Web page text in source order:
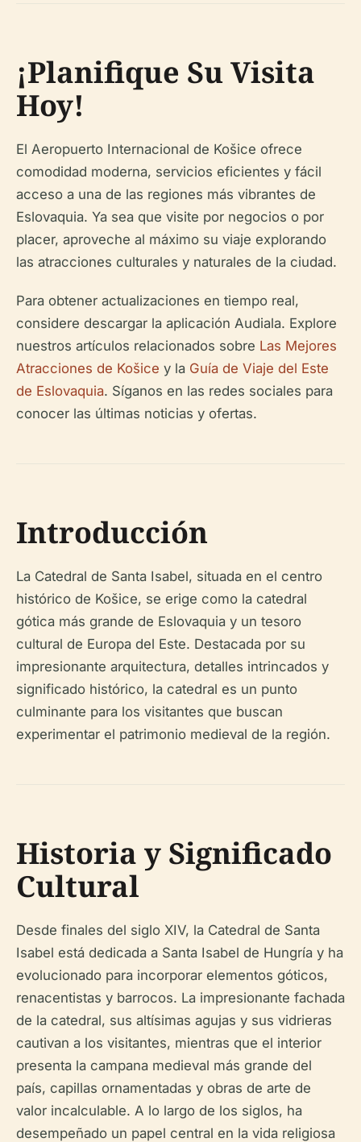
¡Planifique Su Visita
Hoy!
El Aeropuerto Internacional de Košice ofrece
comodidad moderna, servicios eficientes y fácil
acceso a una de las regiones más vibrantes de
Eslovaquia. Ya sea que visite por negocios o por
placer, aproveche al máximo su viaje explorando
las atracciones culturales y naturales de la ciudad.
Para obtener actualizaciones en tiempo real,
considere descargar la aplicación Audiala. Explore
nuestros artículos relacionados sobre Las Mejores
Atracciones de Košice y la Guía de Viaje del Este
de Eslovaquia. Síganos en las redes sociales para
conocer las últimas noticias y ofertas.
Introducción
La Catedral de Santa Isabel, situada en el centro
histórico de Košice, se erige como la catedral
gótica más grande de Eslovaquia y un tesoro
cultural de Europa del Este. Destacada por su
impresionante arquitectura, detalles intrincados y
significado histórico, la catedral es un punto
culminante para los visitantes que buscan
experimentar el patrimonio medieval de la región.
Historia y Significado
Cultural
Desde finales del siglo XIV, la Catedral de Santa
Isabel está dedicada a Santa Isabel de Hungría y ha
evolucionado para incorporar elementos góticos,
renacentistas y barrocos. La impresionante fachada
de la catedral, sus altísimas agujas y sus vidrieras
cautivan a los visitantes, mientras que el interior
presenta la campana medieval más grande del
país, capillas ornamentadas y obras de arte de
valor incalculable. A lo largo de los siglos, ha
desempeñado un papel central en la vida religiosa